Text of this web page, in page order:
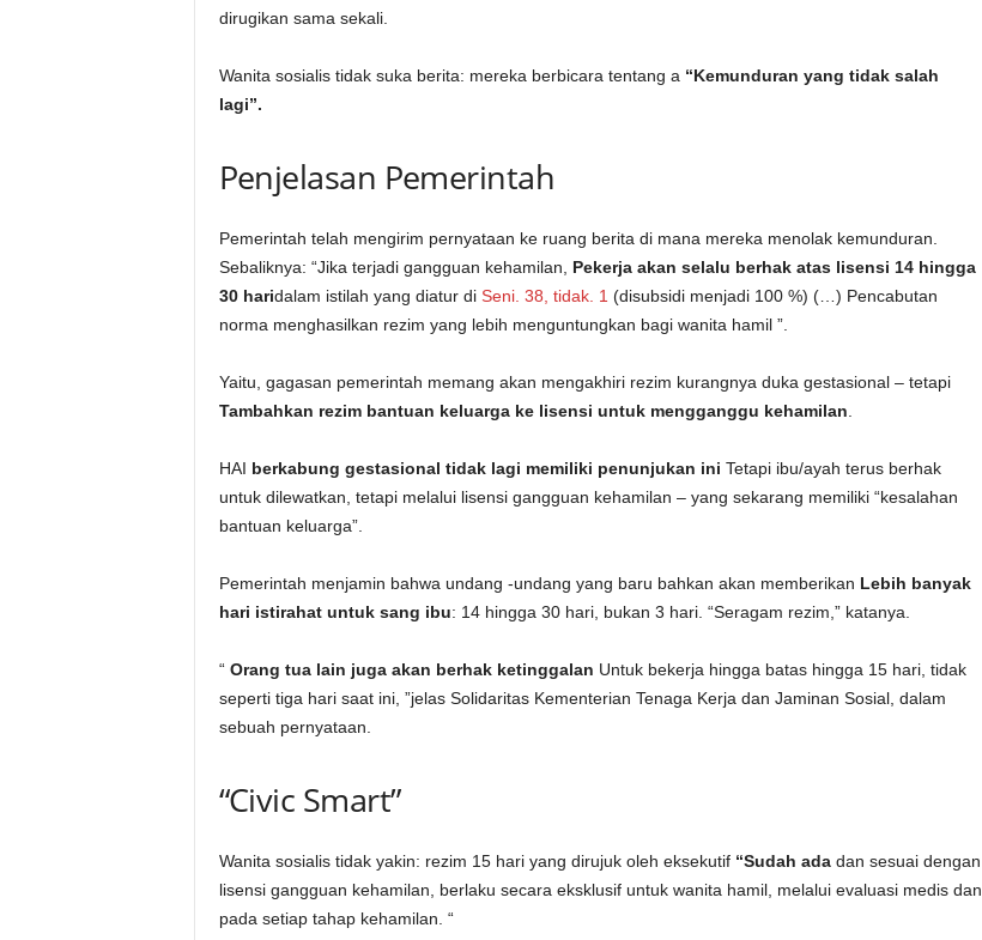
dirugikan sama sekali.
Wanita sosialis tidak suka berita: mereka berbicara tentang a “Kemunduran yang tidak salah
lagi”.
Penjelasan Pemerintah
Pemerintah telah mengirim pernyataan ke ruang berita di mana mereka menolak kemunduran.
Sebaliknya: “Jika terjadi gangguan kehamilan, Pekerja akan selalu berhak atas lisensi 14 hingga
30 haridalam istilah yang diatur di Seni. 38, tidak. 1 (disubsidi menjadi 100 %) (…) Pencabutan
norma menghasilkan rezim yang lebih menguntungkan bagi wanita hamil ”.
Yaitu, gagasan pemerintah memang akan mengakhiri rezim kurangnya duka gestasional – tetapi
Tambahkan rezim bantuan keluarga ke lisensi untuk mengganggu kehamilan
HAI berkabung gestasional tidak lagi memiliki penunjukan ini Tetapi ibu/ayah terus berhak
untuk dilewatkan, tetapi melalui lisensi gangguan kehamilan – yang sekarang memiliki “kesalahan
bantuan keluarga”.
Pemerintah menjamin bahwa undang -undang yang baru bahkan akan memberikan Lebih banyak
hari istirahat untuk sang ibu: 14 hingga 30 hari, bukan 3 hari. “Seragam rezim,” katanya.
“ Orang tua lain juga akan berhak ketinggalan Untuk bekerja hingga batas hingga 15 hari, tidak
seperti tiga hari saat ini, ”jelas Solidaritas Kementerian Tenaga Kerja dan Jaminan Sosial, dalam
sebuah pernyataan.
“Civic Smart”
Wanita sosialis tidak yakin: rezim 15 hari yang dirujuk oleh eksekutif “Sudah adadan sesuai dengan
lisensi gangguan kehamilan, berlaku secara eksklusif untuk wanita hamil, melalui evaluasi medis dan
pada setiap tahap kehamilan. “